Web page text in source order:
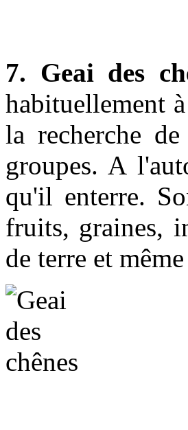
7. Geai des
habituellement
la recherche
groupes. A
qu'il enterre.
fruits, graines,
de terre et